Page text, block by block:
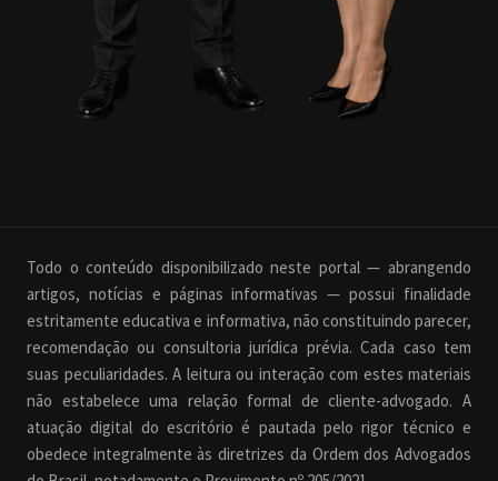
Todo o conteúdo disponibilizado neste portal — abrangendo
artigos, notícias e páginas informativas — possui finalidade
estritamente educativa e informativa, não constituindo parecer,
recomendação ou consultoria jurídica prévia. Cada caso tem
suas peculiaridades. A leitura ou interação com estes materiais
não estabelece uma relação formal de cliente-advogado. A
atuação digital do escritório é pautada pelo rigor técnico e
obedece integralmente às diretrizes da Ordem dos Advogados